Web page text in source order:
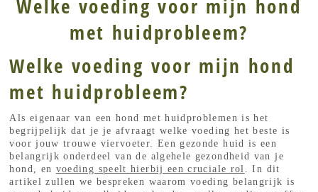
Welke voeding voor mijn hond
met huidprobleem?
Welke voeding voor mijn hond
met huidprobleem?
Als eigenaar van een hond met huidproblemen is het
begrijpelijk dat je je afvraagt welke voeding het beste is
voor jouw trouwe viervoeter. Een gezonde huid is een
belangrijk onderdeel van de algehele gezondheid van je
hond, en voeding speelt hierbij een cruciale rol
. In dit
artikel zullen we bespreken waarom voeding belangrijk is